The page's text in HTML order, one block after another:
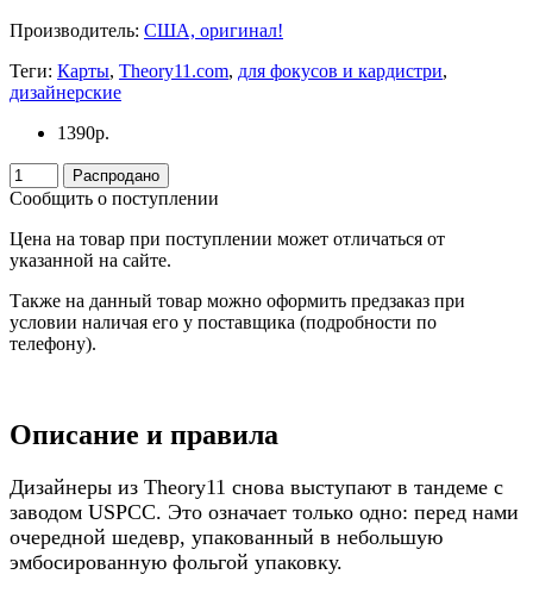
Производитель: США, оригинал!
Теги: Карты, Theory11.com, для фокусов и кардистри,
дизайнерские
1390р.
Распродано
Сообщить о поступлении
Цена на товар при поступлении может отличаться от
указанной на сайте.
Также на данный товар можно оформить предзаказ при
условии наличая его у поставщика (подробности по
телефону).
Описание и правила
Дизайнеры из Theory11 снова выступают в тандеме с
заводом USPCC. Это означает только одно: перед нами
очередной шедевр, упакованный в небольшую
эмбосированную фольгой упаковку.